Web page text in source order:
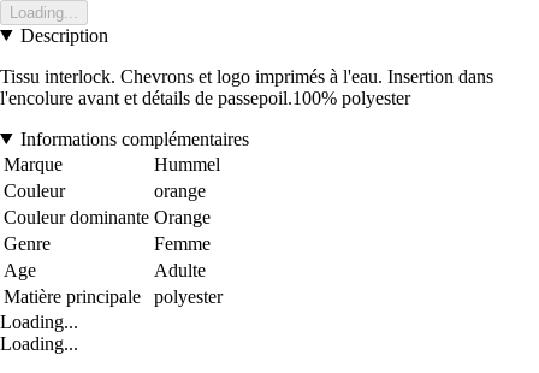
Loading...
Description
Tissu interlock. Chevrons et logo imprimés à l'eau. Insertion dans
l'encolure avant et détails de passepoil.100% polyester
Informations complémentaires
Marque
Hummel
Couleur
orange
Couleur dominante Orange
Genre
Femme
Age
Adulte
Matière principale
polyester
Loading...
Loading...